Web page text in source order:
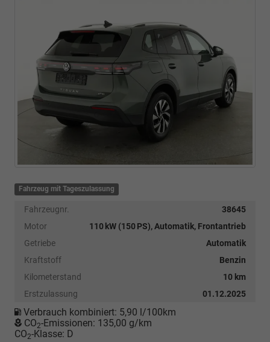
Fahrzeug mit Tageszulassung
Fahrzeugnr.
38645
Motor
110 kW (150 PS), Automatik, Frontantrieb
Getriebe
Automatik
Kraftstoff
Benzin
Kilometerstand
10 km
Erstzulassung
01.12.2025
Verbrauch kombiniert: 5,90 l/100km
CO2-Emissionen: 135,00 g/km
CO2-Klasse: D